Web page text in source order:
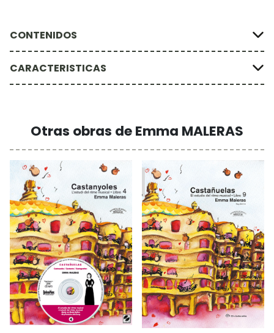
CONTENIDOS
CARACTERISTICAS
Otras obras de Emma MALERAS